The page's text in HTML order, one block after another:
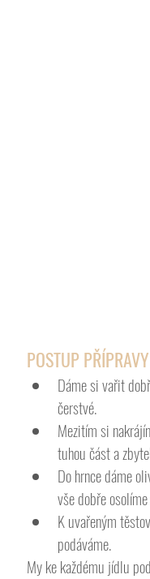
POSTUP
Dáme si vařit
čerstvé.
Mezitím si
tuhou část a
Do hrnce dáme
vše dobře
K uvařeným
podáváme.
My ke každému jídlu